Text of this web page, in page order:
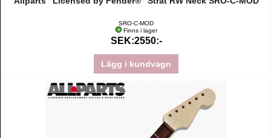
SRO-C-MOD
Finns i lager
SEK:2550:-
Lägg i kundvagn